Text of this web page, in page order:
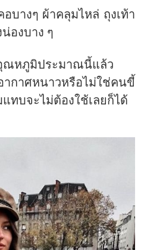
บางๆ ผ้าคลุมไหล่ ถุงเท้า
องบาง ๆ
ณหภูมิประมาณนี้แล้ว
าศหนาวหรือไม่ใช่คนขี้
ทบจะไม่ต้องใช้เลยก็ได้